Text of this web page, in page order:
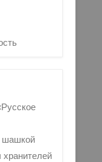
шашкой
хранителей